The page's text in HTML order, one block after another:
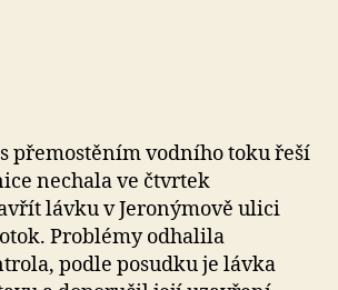
přemostěním vodního toku řeší
nechala ve čtvrtek
lávku v Jeronýmově ulici
Problémy odhalila
podle posudku je lávka